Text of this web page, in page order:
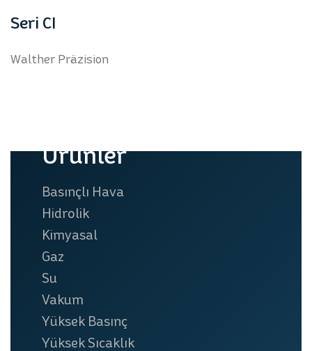
Walther Präzision
Seri CI
Ürünler
Basınçlı Hava
Hidrolik
Kimyasal
Gaz
Su
Vakum
Yüksek Basınç
Yüksek Sıcaklık